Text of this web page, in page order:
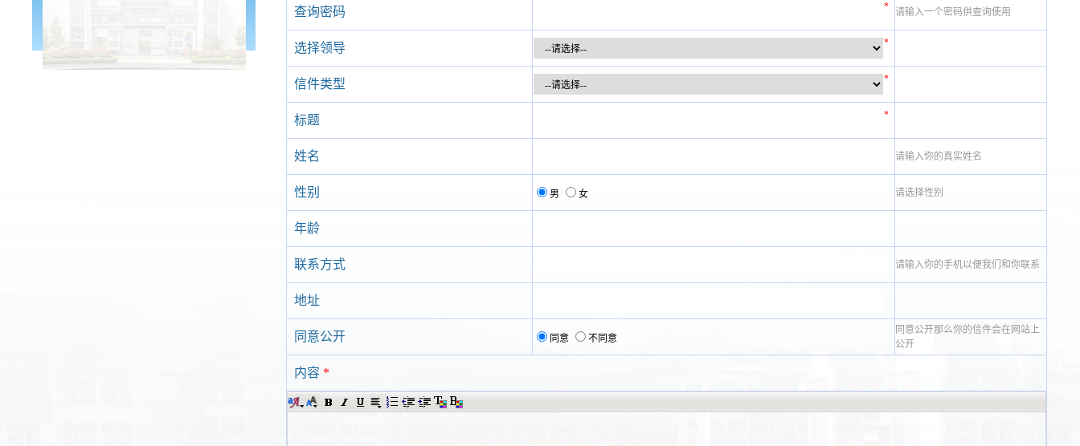
查询密码 * 请输入一个密码供查询使用
选择领导 *
信件类型 *
标题 *
姓名 请输入你的真实姓名
性别 男 女 请选择性别
年龄
联系方式 请输入你的手机以便我们和你联系
地址
同意公开 同意 不同意
同意公开那么你的信件会在网站上
公开
内容 *